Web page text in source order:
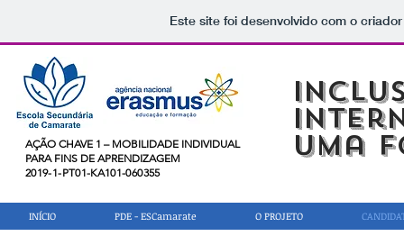
Este site foi desenvolvido com o
AÇÃO CHAVE 1 – MOBILIDADE INDIVIDUAL
PARA FINS DE APRENDIZAGEM
2019-1-PT01-KA101-060355
uma
INÍCIO PDE - ESCamarate O PROJETO
INÍCIO PDE - ESCamarate O PROJETO